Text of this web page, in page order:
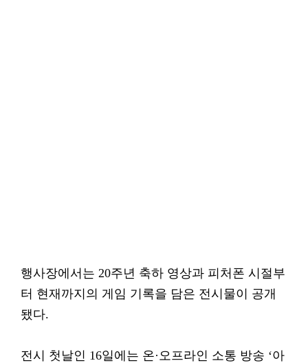
행사장에서는 20주년 축하 영상과 피처폰 시절부
터 현재까지의 게임 기록을 담은 전시물이 공개
됐다.
전시 첫날인 16일에는 온·오프라인 소통 방송 ‘아